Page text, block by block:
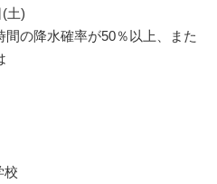
土)
の降水確率が50％以上、また
校